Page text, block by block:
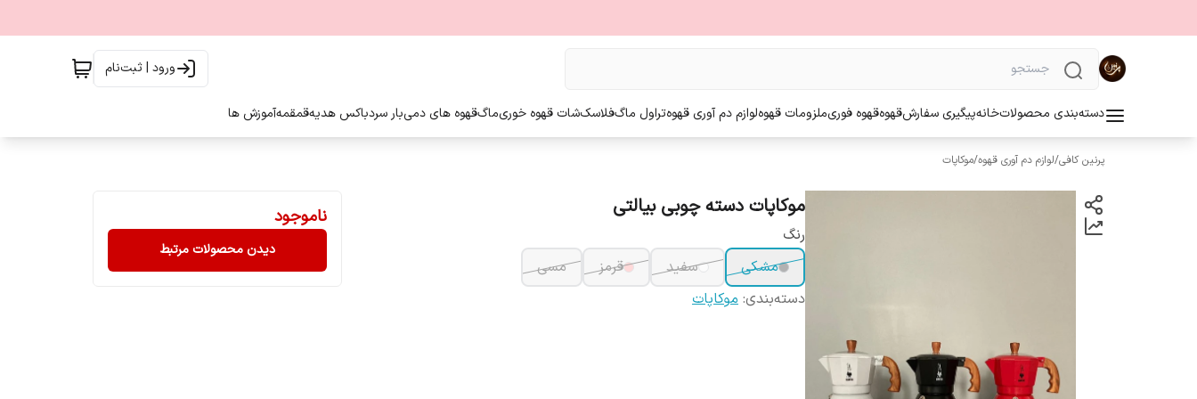
ورود | ثبت‌نام
دسته‌بندی محصولاتخانهپیگیری سفارشقهوهقهوه فوریملزومات قهوهلوازم دم آوری قهوهتراول ماگفلاسکشات قهوه خوریماگقهوه های دمیبار سردباکس هدیهقمقمهآموزش ها
پرنین کافی/لوازم دم آوری قهوه/موکاپات
موکاپات دسته چوبی بیالتی
رنگ
مشکی
سفید قرمز
مسی
دسته‌بندی: موکاپات
ناموجود
دیدن محصولات مرتبط